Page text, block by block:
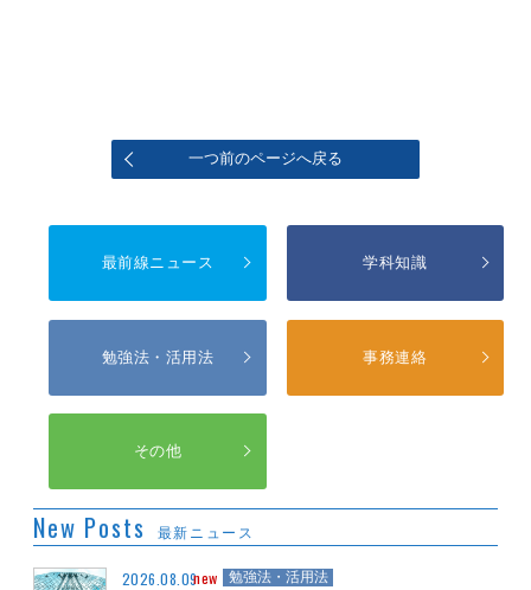
一つ前のページへ戻る
最前線ニュース 学科知識
勉強法・活用法 事務連絡
その他
New Posts 最新ニュース
2026.08.09new 勉強法・活用法